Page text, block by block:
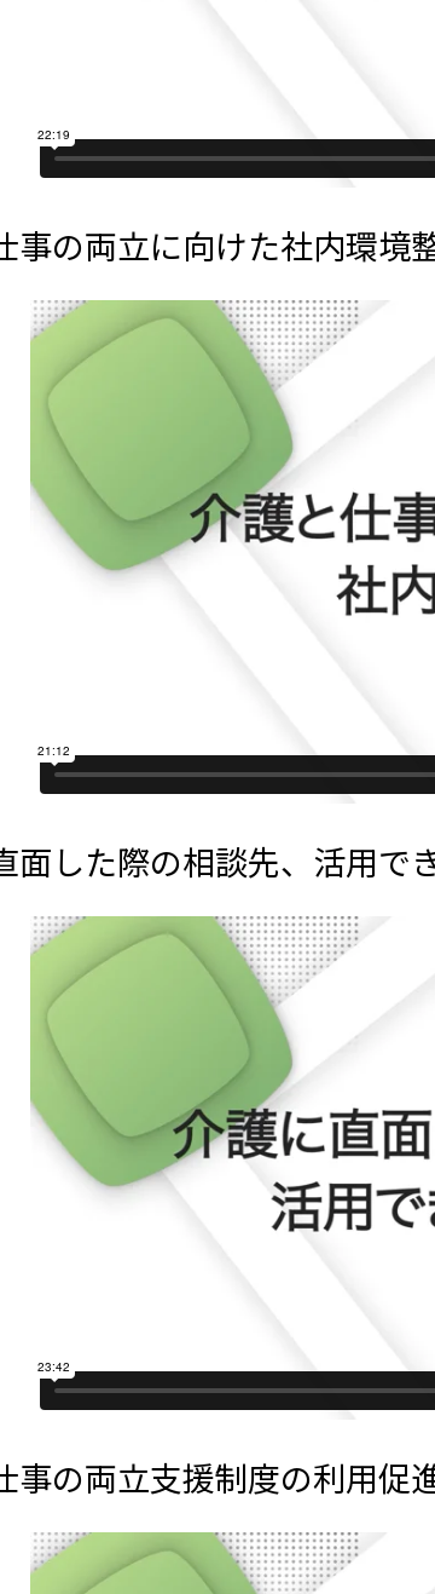
の両立に向けた社内環境
した際の相談先、活用で
の両立支援制度の利用促